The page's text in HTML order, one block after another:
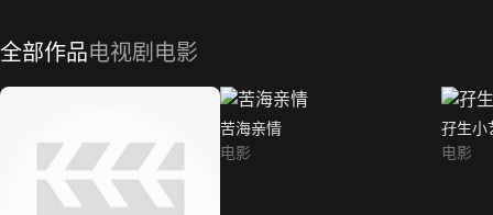
全部作品电视剧 电影
苦海亲情
电影
孖生小
电影